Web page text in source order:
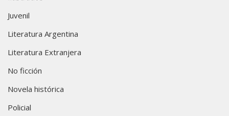
Juvenil
Literatura Argentina
Literatura Extranjera
No ficción
Novela histórica
Policial